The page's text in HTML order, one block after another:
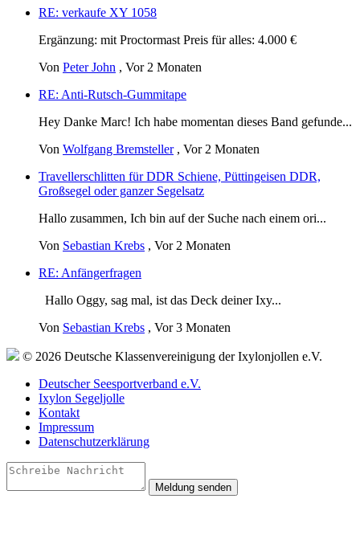
RE: verkaufe XY 1058
Ergänzung: mit Proctormast Preis für alles: 4.000 €
Von Peter John , Vor 2 Monaten
RE: Anti-Rutsch-Gummitape
Hey Danke Marc! Ich habe momentan dieses Band gefunde...
Von Wolfgang Bremsteller, Vor 2 Monaten
Travellerschlitten für DDR Schiene, Püttingeisen DDR,
Großsegel oder ganzer Segelsatz
Hallo zusammen, Ich bin auf der Suche nach einem ori...
Von Sebastian Krebs , Vor 2 Monaten
RE: Anfängerfragen
Hallo Oggy, sag mal, ist das Deck deiner Ixy...
Von Sebastian Krebs , Vor 3 Monaten
© 2026 Deutsche Klassenvereinigung der Ixylonjollen e.V.
Deutscher Seesportverband e.V.
Ixylon Segeljolle
Kontakt
Impressum
Datenschutzerklärung